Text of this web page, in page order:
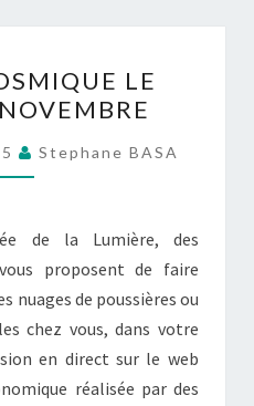
COSMIQUE
LE
SAMEDI
7
LE
Stephane BASA
de la Lumière, des
proposent de faire
nuages de poussières ou
chez vous, dans votre
en direct sur le web
réalisée par des